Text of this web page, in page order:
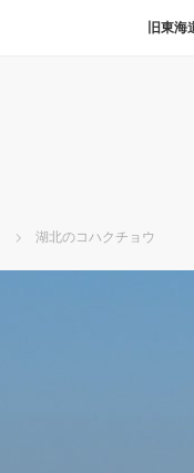
旧東海
湖北のコハクチョウ